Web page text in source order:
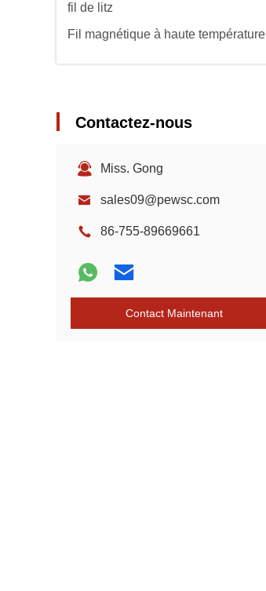
fil de litz
Fil magnétique à haute température
Contactez-nous
Miss. Gong
sales09@pewsc.com
86-755-89669661
Contact Maintenant